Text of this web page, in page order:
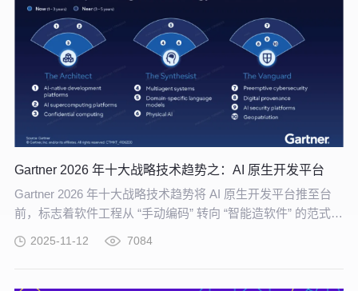
Gartner 2026 年十大战略技术趋势之：AI 原生开发平台
Gartner 2026 年十大战略技术趋势将 AI 原生开发平台推至台
前，标志着软件工程从 “手动编码” 转向 “智能造软件” 的范式革
AI 原生开发提供从底层基础设施到上层应用落地的完整支撑，
2025-11-12 7084